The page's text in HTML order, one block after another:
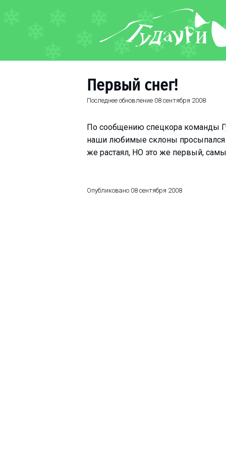
Первый снег!
Последнее обновление 08 сентября 2008
По сообщению спецкора команды
наши любимые склоны просыпался
же растаял, НО это же первый,
Опубликовано 08 сентября 2008
Инструкторы
Дети в Гудаури